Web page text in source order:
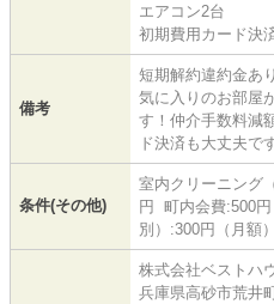
エアコン2台
初期費用カード決
備考
短期解約違約金あ
気に入りのお部屋
す！仲介手数料減
ド決済も大丈夫で
条件(その他)
室内クリーニング
円 町内会費:500
別）:300円（月額）
株式会社ベストハ
兵庫県高砂市荒井